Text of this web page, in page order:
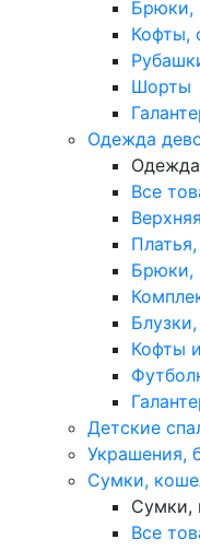
Брюки,
Кофты,
Шорты
Одежда
Все
Брюки,
Кофты
Детские
Украшения,
Сумки,
Сумки,
Все